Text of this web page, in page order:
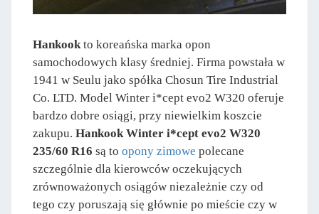
Hankook to koreańska marka opon
samochodowych klasy średniej. Firma powstała w
1941 w Seulu jako spółka Chosun Tire Industrial
Co. LTD. Model Winter i*cept evo2 W320 oferuje
bardzo dobre osiągi, przy niewielkim koszcie
zakupu. Hankook Winter i*cept evo2 W320
235/60 R16 są to opony zimowe polecane
szczególnie dla kierowców oczekujących
zrównoważonych osiągów niezależnie czy od
tego czy poruszają się głównie po mieście czy w